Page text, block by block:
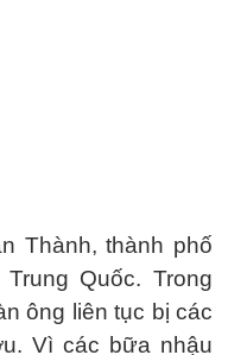
Thành, thành phố
Quốc. Trong
ông liên tục bị các
Vì các bữa nhậu